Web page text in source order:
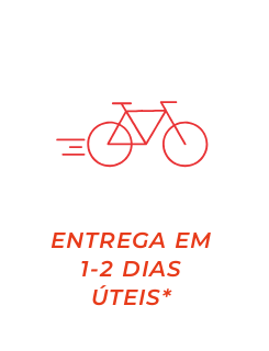
ENTREGA EM
1-2 DIAS
ÚTEIS*